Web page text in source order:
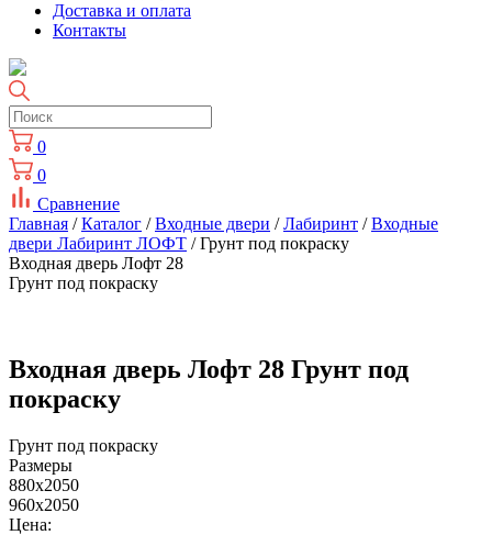
Доставка и оплата
Контакты
0
0
Сравнение
Главная /Каталог /Входные двери /Лабиринт /Входные
двери Лабиринт ЛОФТ / Грунт под покраску
Входная дверь Лофт 28
Грунт под покраску
Входная дверь Лофт 28 Грунт под
покраску
Грунт под покраску
Размеры
880x2050
960x2050
Цена: